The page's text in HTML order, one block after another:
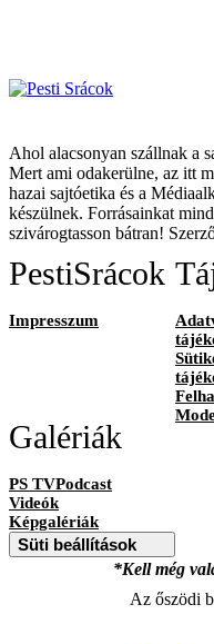
Ahol alacsonyan szállnak a
Mert ami odakerülne, az itt
hazai sajtóetika és a
készülnek. Forrásainkat
szivárogtasson bátran!
PestiSrácok
Impresszum
Galériák
PS TVPodcast
Videók
Képgalériák
Süti beállítások
*Kell még
Az őszödi